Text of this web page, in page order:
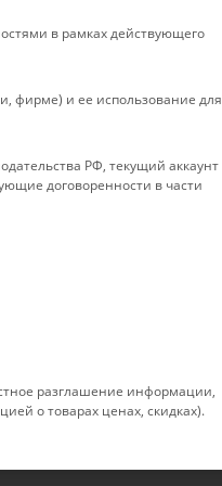
121
нам улучшать
Более подробные сведения
в рамках действующего
фирме) и ее использование для
РФ, текущий аккаунт
договоренности в части
разглашение информации,
о товарах ценах, скидках).